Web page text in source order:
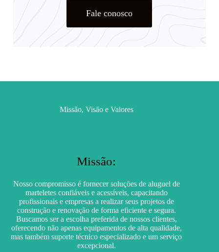
Fale conosco
Missão, Visão e Valores
Missão:
Nosso compromisso é fornecer soluções de aluguel de
marteletes confiáveis e acessíveis, capacitando
profissionais e empresas a realizar seus projetos de
construção e renovação de forma eficiente e segura.
Buscamos ser a escolha preferida de nossos clientes,
oferecendo não apenas equipamentos de alta qualidade,
mas também suporte técnico especializado e um serviço
excepcional.